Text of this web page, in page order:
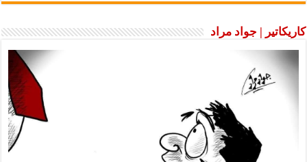
كاريكاتير | جواد مراد